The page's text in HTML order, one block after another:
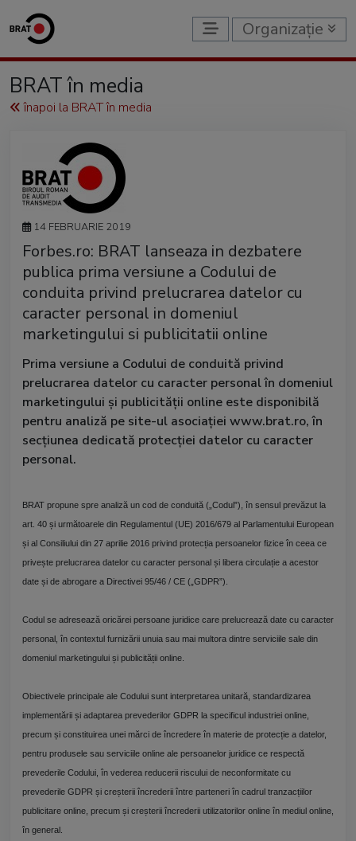
Organizație
BRAT în media
înapoi la BRAT în media
14 FEBRUARIE 2019
Forbes.ro: BRAT lanseaza in dezbatere
publica prima versiune a Codului de
conduita privind prelucrarea datelor cu
caracter personal in domeniul
marketingului si publicitatii online
Prima versiune a Codului de conduită privind
prelucrarea datelor cu caracter personal în domeniul
marketingului și publicității online este disponibilă
pentru analiză pe site-ul asociației www.brat.ro, în
secțiunea dedicată protecției datelor cu caracter
personal.
BRAT propune spre analiză un cod de conduită („Codul”), în sensul prevăzut la
art. 40 și următoarele din Regulamentul (UE) 2016/679 al Parlamentului European
și al Consiliului din 27 aprilie 2016 privind protecția persoanelor fizice în ceea ce
privește prelucrarea datelor cu caracter personal și libera circulație a acestor
date și de abrogare a Directivei 95/46 / CE („GDPR”).
Codul se adresează oricărei persoane juridice care prelucrează date cu caracter
personal, în contextul furnizării unuia sau mai multora dintre serviciile sale din
domeniul marketingului și publicității online.
Obiectivele principale ale Codului sunt interpretarea unitară, standardizarea
implementării și adaptarea prevederilor GDPR la specificul industriei online,
precum și constituirea unei mărci de încredere în materie de protecție a datelor,
pentru produsele sau serviciile online ale persoanelor juridice ce respectă
prevederile Codului, în vederea reducerii riscului de neconformitate cu
prevederile GDPR și creșterii încrederii între parteneri în cadrul tranzacțiilor
publicitare online, precum și creșterii încrederii utilizatorilor online în mediul online,
în general.